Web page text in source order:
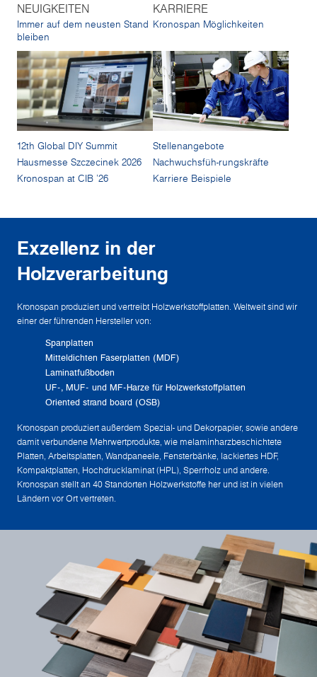
NEUIGKEITEN
Immer auf dem neusten Stand
bleiben
12th Global DIY Summit
Hausmesse Szczecinek 2026
Kronospan at CIB '26
KARRIERE
Kronospan Möglichkeiten
Stellenangebote
Nachwuchsfüh-rungskräfte
Karriere Beispiele
Exzellenz in der
Holzverarbeitung
Kronospan produziert und vertreibt Holzwerkstoffplatten. Weltweit sind wir
einer der führenden Hersteller von:
Spanplatten
Mitteldichten Faserplatten (MDF)
Laminatfußboden
UF-, MUF- und MF-Harze für Holzwerkstoffplatten
Oriented strand board (OSB)
Kronospan produziert außerdem Spezial- und Dekorpapier, sowie andere
damit verbundene Mehrwertprodukte, wie melaminharzbeschichtete
Platten, Arbeitsplatten, Wandpaneele, Fensterbänke, lackiertes HDF,
Kompaktplatten, Hochdrucklaminat (HPL), Sperrholz und andere.
Kronospan stellt an 40 Standorten Holzwerkstoffe her und ist in vielen
Ländern vor Ort vertreten.